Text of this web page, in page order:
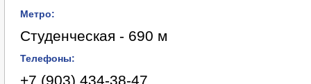
Метро:
Студенческая - 690 м
Телефоны:
+7 (903) 434-38-47